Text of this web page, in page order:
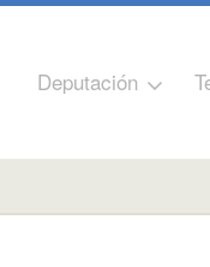
Deputación